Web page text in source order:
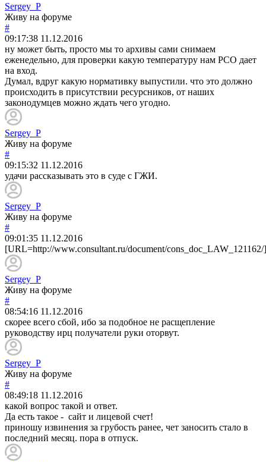
Sergey_P
Живу на форуме
#
09:17:38 11.12.2016
ну может быть, просто мы то архивы сами снимаем
еженедельно, для проверки какую температуру нам РСО дает
на вход.
Думал, вдруг какую нормативку выпустили. что это должно
происходить в присутствии ресурсников, от наших
законодумцев можно ждать чего угодно.
Sergey_P
Живу на форуме
#
09:15:32 11.12.2016
удачи рассказывать это в суде с ГЖИ.
Sergey_P
Живу на форуме
#
09:01:35 11.12.2016
[URL=http://www.consultant.ru/document/
Sergey_P
Живу на форуме
#
08:54:16 11.12.2016
скорее всего сбой, ибо за подобное не расщепление
руководству ирц получатели руки оторвут.
Sergey_P
Живу на форуме
#
08:49:18 11.12.2016
какой вопрос такой и ответ.
Да есть такое - сайт и лицевой счет!
приношу извинения за грубость ранее, чет заносить стало в
последний месяц. пора в отпуск.